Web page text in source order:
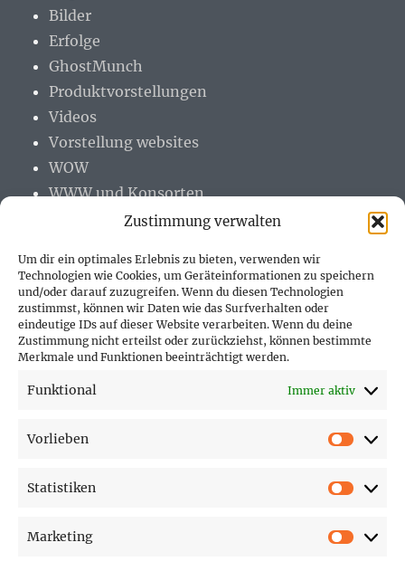
Zustimmung verwalten
Um dir ein optimales Erlebnis zu bieten, verwenden wir
Technologien wie Cookies, um Geräteinformationen zu speichern
und/oder darauf zuzugreifen. Wenn du diesen Technologien
zustimmst, können wir Daten wie das Surfverhalten oder
eindeutige IDs auf dieser Website verarbeiten. Wenn du deine
Zustimmung nicht erteilst oder zurückziehst, können bestimmte
Merkmale und Funktionen beeinträchtigt werden.
Funktional Immer aktiv
Vorlieben
Statistiken
Marketing
Bilder
Erfolge
GhostMunch
Produktvorstellungen
Videos
Vorstellung websites
WOW
WWW und Konsorten
PARTNER (LINKS)
Hofer Technik GmbH
Sonne und Erde
SEITEN
Affiliate Disclosure